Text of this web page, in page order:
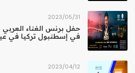
31‏/05‏/2023
حفل برنس الغناء
في إسطنبول تركيا في عيد
12‏/04‏/2023